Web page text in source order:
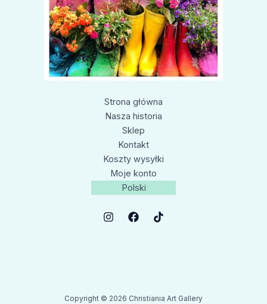
Strona główna
Nasza historia
Sklep
Kontakt
Koszty wysyłki
Moje konto
Polski
Copyright © 2026 Christiania Art Gallery